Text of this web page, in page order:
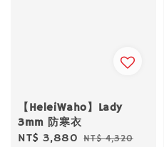
【HeleiWaho】Lady
3mm 防寒衣
Sale
NT$ 3,880 Regular
NT$ 4,320